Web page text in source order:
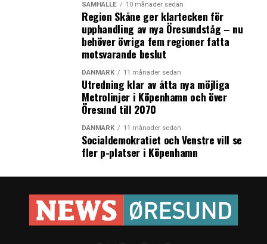
SAMHÄLLE 10 månader sedan
Region Skåne ger klartecken för
upphandling av nya Öresundståg – nu
behöver övriga fem regioner fatta
motsvarande beslut
DANMARK 11 månader sedan
Utredning klar av åtta nya möjliga
Metrolinjer i Köpenhamn och över
Öresund till 2070
DANMARK 11 månader sedan
Socialdemokratiet och Venstre vill se
fler p-platser i Köpenhamn